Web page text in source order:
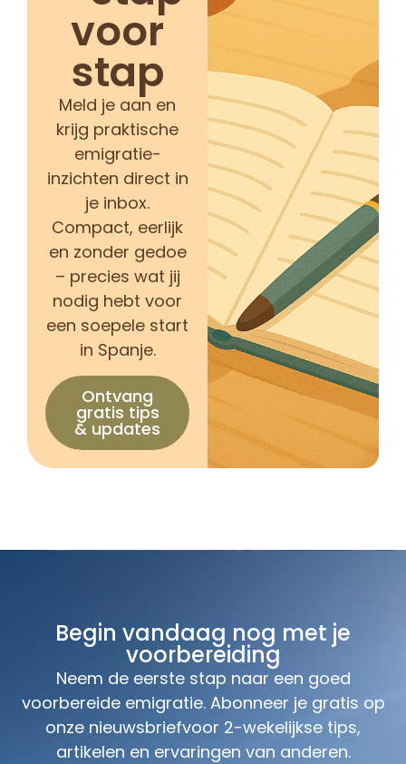
voor
stap
Meld je aan en
krijg praktische
emigratie-
inzichten direct in
je inbox.
Compact, eerlijk
en zonder gedoe
– precies wat jij
nodig hebt voor
een soepele start
in Spanje.
Ontvang
gratis tips
& updates
Begin vandaag nog met je
voorbereiding
Neem de eerste stap naar een goed
voorbereide emigratie. Abonneer je gratis op
onze nieuwsbriefvoor 2-wekelijkse tips,
artikelen en ervaringen van anderen.